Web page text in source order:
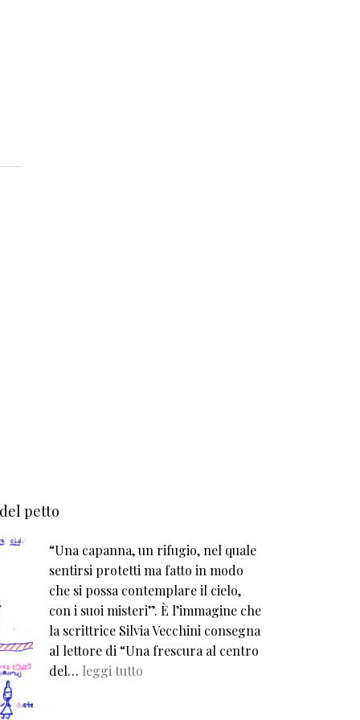
petto
“Una capanna, un rifugio, nel quale
sentirsi protetti ma fatto in modo
che si possa contemplare il cielo,
con i suoi misteri”. È l’immagine che
la scrittrice Silvia Vecchini consegna
al lettore di “Una frescura al centro
del… leggi tutto